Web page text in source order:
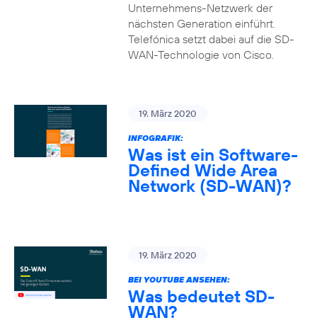
Unternehmens-Netzwerk der
nächsten Generation einführt.
Telefónica setzt dabei auf die SD-
WAN-Technologie von Cisco.
19. März 2020
INFOGRAFIK:
Was ist ein Software-
Defined Wide Area
Network (SD-WAN)?
19. März 2020
BEI YOUTUBE ANSEHEN:
Was bedeutet SD-
WAN?